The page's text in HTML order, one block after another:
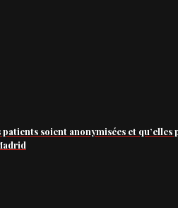
soient anonymisées et